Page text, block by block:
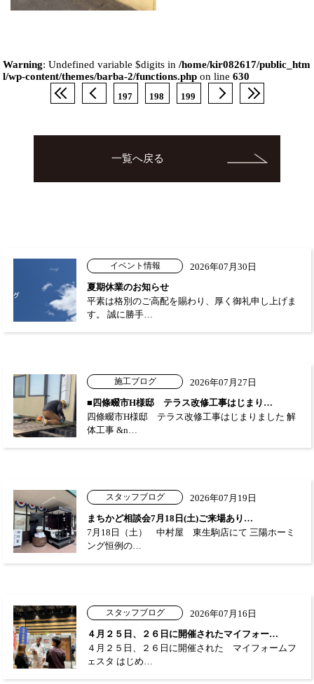
Warning: Undefined variable $digits in/home/kir082617/public_htm
l/wp-content/themes/barba-2/functions.php on line630
197 198 199
一覧へ戻る
イベント情報
2026年07月30日
夏期休業のお知らせ
平素は格別のご高配を賜わり、厚く御礼申し上げま
す。 誠に勝手…
施工ブログ
2026年07月27日
■四條畷市H様邸 テラス改修工事はじまり…
四條畷市H様邸 テラス改修工事はじまりました 解
体工事 &n…
スタッフブログ
2026年07月19日
まちかど相談会7月18日(土)ご来場あり…
7月18日（土） 中村屋 東生駒店にて 三陽ホーミ
ング恒例の…
スタッフブログ
2026年07月16日
４月２５日、２６日に開催されたマイフォー…
４月２５日、２６日に開催された マイフォームフ
ェスタ はじめ…